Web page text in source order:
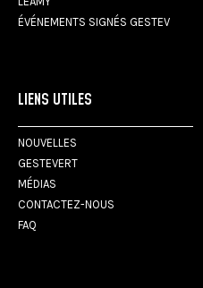
ÉVÉNEMENTS SIGNÉS GESTEV
LIENS UTILES
NOUVELLES
GESTEVERT
MÉDIAS
CONTACTEZ-NOUS
FAQ